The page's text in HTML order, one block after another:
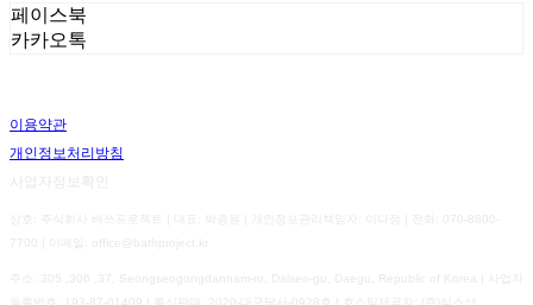
페이스북
카카오톡
이용약관
개인정보처리방침
사업자정보확인
상호: 주식회사 배쓰프로젝트 | 대표: 박종원 | 개인정보관리책임자: 이다정 | 전화: 070-8800-
7700 | 이메일: office@bathproject.kr
주소: 305 ,306 ,37, Seongseogongdannam-ro, Dalseo-gu, Daegu, Republic of Korea | 사업자
193-87-01409 2020-대구달서-0928호 | 호스팅제공자: (주)식스샵